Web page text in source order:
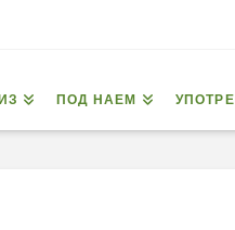
ПОД НАЕМ